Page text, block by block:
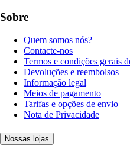
Sobre
Quem somos nós?
Contacte-nos
Termos e condições gerais
Devoluções e reembolsos
Informação legal
Meios de pagamento
Tarifas e opções de envio
Nota de Privacidade
Nossas lojas